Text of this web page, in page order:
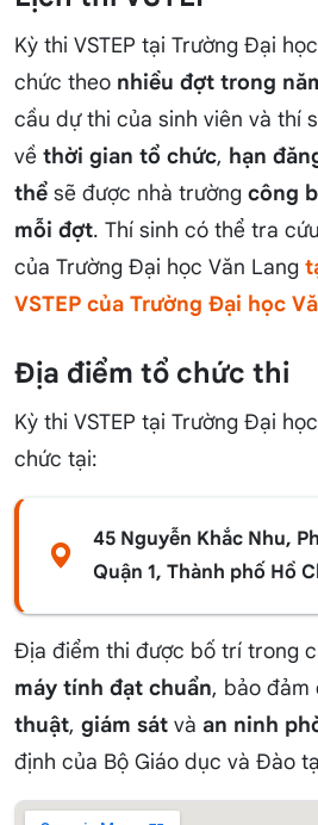
Kỳ thi VSTEP tại Trường Đại
chức theo nhiều đợt trong
cầu dự thi của sinh viên và thí
về thời gian tổ chức, hạn
thể sẽ được nhà trường công
mỗi đợt. Thí sinh có thể tra
của Trường Đại học Văn Lang
VSTEP của Trường Đại học
Địa điểm tổ chức thi
Kỳ thi VSTEP tại Trường Đại
chức tại:
45 Nguyễn Khắc Nhu,
Quận 1, Thành phố Hồ
Địa điểm thi được bố trí trong
máy tính đạt chuẩn, bảo đảm
thuật, giám sát và an ninh
định của Bộ Giáo dục và Đào